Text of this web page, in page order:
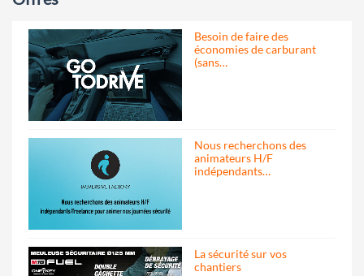
Besoin de faire des
économies de carburant
(sans…
Nous recherchons des
animateurs H/F
indépendants…
La sécurité sur vos
chantiers